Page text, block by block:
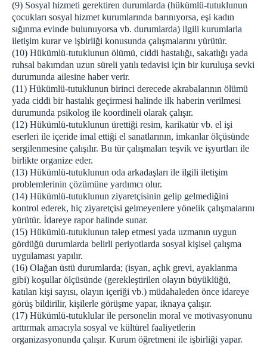
(9) Sosyal hizmeti gerektiren durumlarda (hükümlü-tutuklunun
çocukları sosyal hizmet kurumlarında barınıyorsa, eşi kadın
sığınma evinde bulunuyorsa vb. durumlarda) ilgili kurumlarla
iletişim kurar ve işbirliği konusunda çalışmalarını yürütür.
(10) Hükümlü-tutuklunun ölümü, ciddi hastalığı, sakatlığı yada
ruhsal bakımdan uzun süreli yatılı tedavisi için bir kuruluşa sevki
durumunda ailesine haber verir.
(11) Hükümlü-tutuklunun birinci derecede akrabalarının ölümü
yada ciddi bir hastalık geçirmesi halinde ilk haberin verilmesi
durumunda psikolog ile koordineli olarak çalışır.
(12) Hükümlü-tutuklunun ürettiği resim, karikatür vb. el işi
eserleri ile içeride imal ettiği el sanatlarının, imkanlar ölçüsünde
sergilenmesine çalışılır. Bu tür çalışmaları teşvik ve işyurtları ile
birlikte organize eder.
(13) Hükümlü-tutuklunun oda arkadaşları ile ilgili iletişim
problemlerinin çözümüne yardımcı olur.
(14) Hükümlü-tutuklunun ziyaretçisinin gelip gelmediğini
kontrol ederek, hiç ziyaretçisi gelmeyenlere yönelik çalışmalarını
yürütür. İdareye rapor halinde sunar.
(15) Hükümlü-tutuklunun talep etmesi yada uzmanın uygun
gördüğü durumlarda belirli periyotlarda sosyal kişisel çalışma
uygulaması yapılır.
(16) Olağan üstü durumlarda; (isyan, açlık grevi, ayaklanma
gibi) koşullar ölçüsünde (gerekleştirilen olayın büyüklüğü,
katılan kişi sayısı, olayın içeriği vb.) müdahaleden önce idareye
görüş bildirilir, kişilerle görüşme yapar, iknaya çalışır.
(17) Hükümlü-tutuklular ile personelin moral ve motivasyonunu
arttırmak amacıyla sosyal ve kültürel faaliyetlerin
organizasyonunda çalışır. Kurum öğretmeni ile işbirliği yapar.